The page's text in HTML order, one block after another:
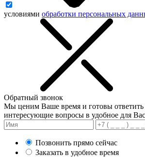
условиями обработки персональных
Обратный звонок
Мы ценим Ваше время и готовы ответить
интересующие вопросы в удобное для
Позвонить прямо сейчас
Заказать в удобное время